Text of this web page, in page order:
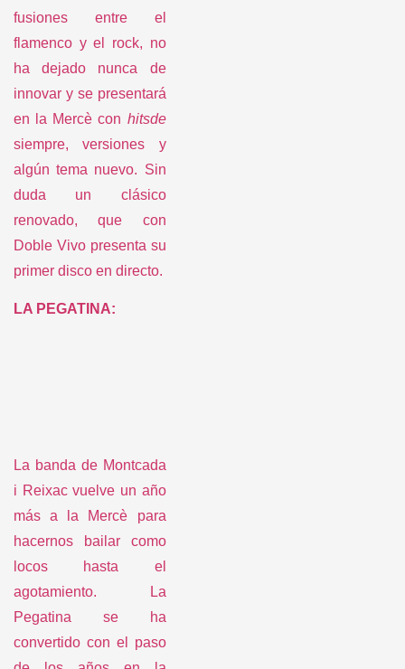
en la Mercè con hitsde
siempre, versiones y
algún tema nuevo. Sin
duda un clásico
renovado, que con
Doble Vivo presenta su
primer disco en directo.
LA PEGATINA:
La banda de Montcada
Pegatina se ha
convertido con el paso
de los años en la
banda que no puede
faltar en toda fiesta
mayor que se precie,
cumpliendo a rajatabla
su promesa de hacer
cantar y rumbear a